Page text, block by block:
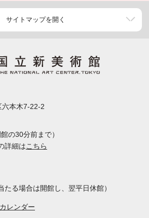
サイトマップを開く
本木7-22-2
の30分前まで）
詳細はこちら
たる場合は開館し、翌平日休館）
カレンダー